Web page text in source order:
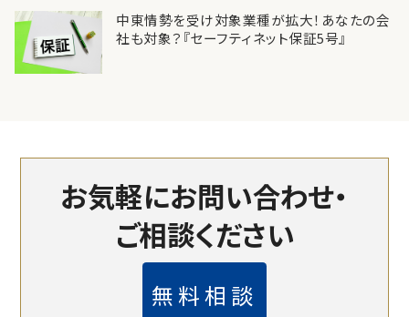
中東情勢を受け対象業種が拡大！あなたの会
社も対象？『セーフティネット保証5号』
お気軽にお問い合わせ・
ご相談ください
無料相談